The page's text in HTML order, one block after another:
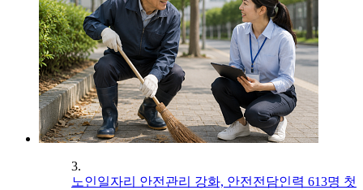
3.
노인일자리 안전관리 강화, 안전전담인력 613명 첫